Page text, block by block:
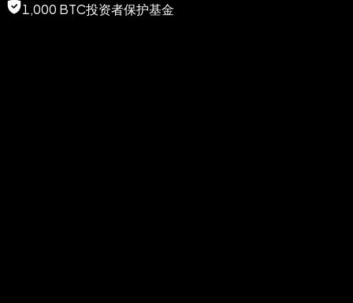
1,000 BTC投资者保护基金